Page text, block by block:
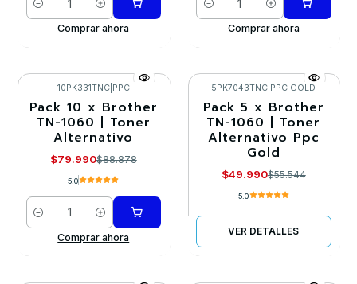
Cantidad
Comprar ahora
Cantidad
Comprar ahora
-10%
10PK331TNC| PPC
Pack 10 x Brother
TN-1060 | Toner
Alternativo
$79.990$88.878
5.0
Cantidad
Comprar ahora
-10%
Agotado
5PK7043TNC PPC GOLD
Pack 5 x Brother
TN-1060 | Toner
Alternativo Ppc
Gold
$49.990$55.544
5.0
VER DETALLES